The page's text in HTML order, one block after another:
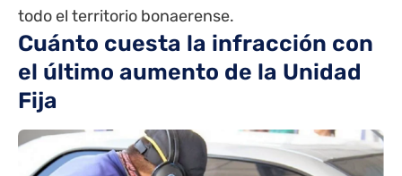
todo el territorio bonaerense.
Cuánto cuesta la infracción con
el último aumento de la Unidad
Fija